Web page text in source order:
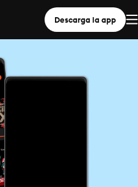
Descarga la app